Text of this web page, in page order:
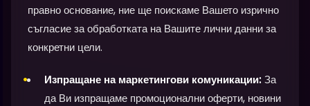
правно основание, ние ще поискаме Вашето изрично
съгласие за обработката на Вашите лични данни за
конкретни цели.
Изпращане на маркетингови комуникации:За
да Ви изпращаме промоционални оферти, новини